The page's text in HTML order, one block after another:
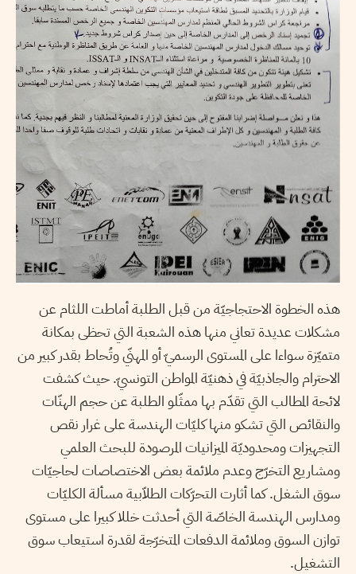
هذه الخطوة الاحتجاجيّة من قبل الطلبة أماطت اللثام عن
مشكلات عديدة تعاني منها هذه الشعبة التي تحظى بمكانة
متميّزة سواءا على المستوى الرسميّ أو المهنّي وتُحاط بقدر كبير من
الاحترام والجاذبيّة في ذهنيّة المواطن التونسيّ. حيث كشفت
لائحة المطالب التي تقدّم بها ممثّلو الطلبة عن حجم الهنّات
والنقائص التي تشكو منها كليّات الهندسة على غرار نقص
التجهيزات ومحدوديّة الميزانيات المرصودة للبحث العلمي
ومشاريع التخرّج وعدم ملائمة بعض الاختصاصات لحاجيّات
سوق الشغل. كما أثارت التحرّكات الطلاّبية مسألة الكليّات
ومدارس الهندسة الخاصّة التي أحدثت خللا كبيرا على مستوى
توازن السوق وملائمة الدفعات المتخرّجة لقدرة استيعاب سوق
التشغيل.